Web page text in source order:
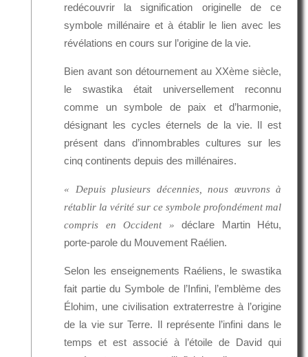
redécouvrir la signification originelle de ce
symbole millénaire et à établir le lien avec les
révélations en cours sur l’origine de la vie.
Bien avant son détournement au XXème siècle,
le swastika était universellement reconnu
comme un symbole de paix et d’harmonie,
désignant les cycles éternels de la vie. Il est
présent dans d’innombrables cultures sur les
cinq continents depuis des millénaires.
« Depuis plusieurs décennies, nous œuvrons à
rétablir la vérité sur ce symbole profondément mal
compris en Occident » déclare Martin Hétu,
porte-parole du Mouvement Raélien.
Selon les enseignements Raéliens, le swastika
fait partie du Symbole de l’Infini, l’emblème des
Élohim, une civilisation extraterrestre à l’origine
de la vie sur Terre. Il représente l’infini dans le
temps et est associé à l’étoile de David qui